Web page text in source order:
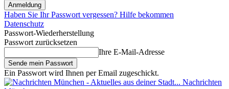
Haben Sie Ihr Passwort vergessen? Hilfe bekommen
Datenschutz
Passwort-Wiederherstellung
Passwort zurücksetzen
Ihre E-Mail-Adresse
Ein Passwort wird Ihnen per Email zugeschickt.
Nachrichten